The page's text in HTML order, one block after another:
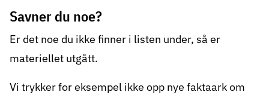
Savner du noe?
Er det noe du ikke finner i listen under, så er
materiellet utgått.
Vi trykker for eksempel ikke opp nye faktaark om